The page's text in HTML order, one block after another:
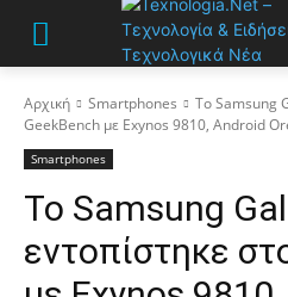
Αρχική Smartphones
Το Samsung
GeekBench με Exynos 9810, Android
Smartphones
Το Samsung
εντοπίστηκε